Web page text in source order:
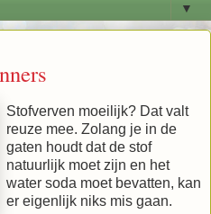
▼
Stofverven moeilijk? Dat valt
reuze mee. Zolang je in de
gaten houdt dat de stof
natuurlijk moet zijn en het
water soda moet bevatten, kan
er eigenlijk niks mis gaan.